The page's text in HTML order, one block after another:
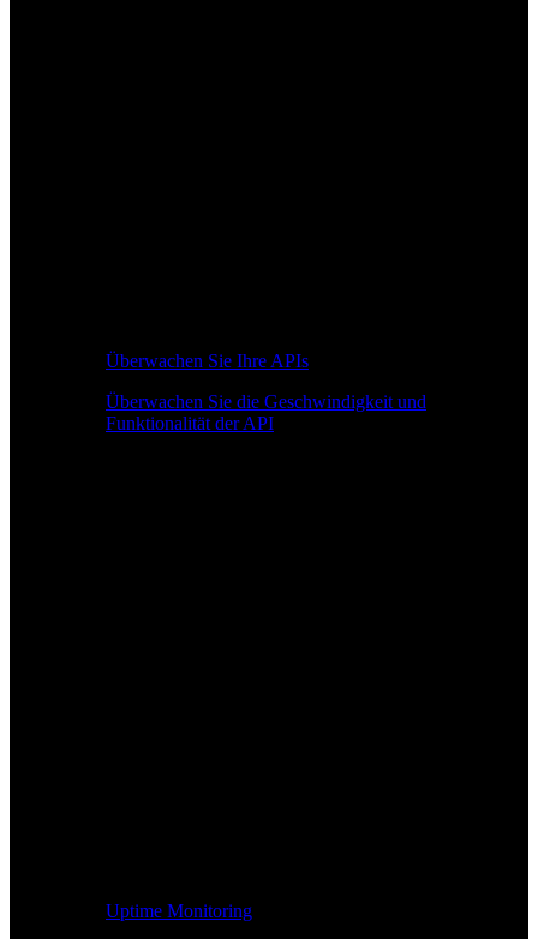
Überwachen Sie Ihre APIs
Überwachen Sie die Geschwindigkeit und
Funktionalität der API
Uptime Monitoring